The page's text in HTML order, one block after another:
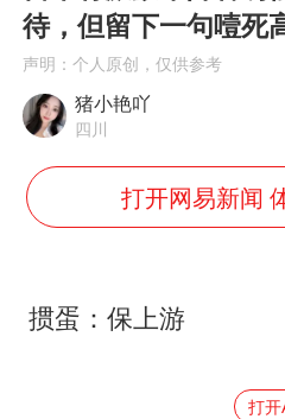
感觉全
多地要
关之
奋进
待，但留下一句噎死
声明：个人原创，仅供参考
猪小艳吖
四川
打开网易新闻
掼蛋：保上游
打开